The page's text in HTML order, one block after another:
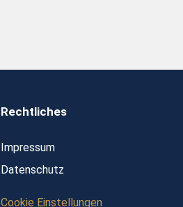
Rechtliches
Impressum
Datenschutz
Cookie Einstellungen